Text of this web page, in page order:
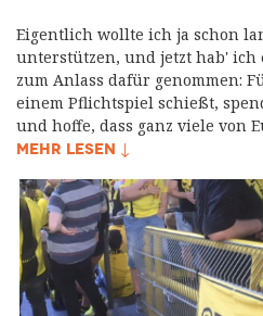
Eigentlich wollte ich ja schon
unterstützen, und jetzt hab' ich
zum Anlass dafür genommen:
einem Pflichtspiel schießt,
und hoffe, dass ganz viele von
MEHR LESEN ↓